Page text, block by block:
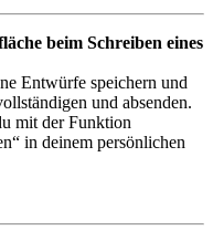
beim Schreiben eines
Entwürfe speichern und
und absenden.
mit der Funktion
in deinem persönlichen